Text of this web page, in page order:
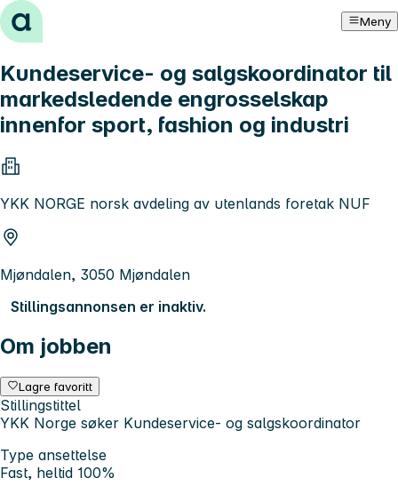
Hopp til innhold Meny
Kundeservice- og salgskoordinator til
markedsledende engrosselskap
innenfor sport, fashion og industri
YKK NORGE norsk avdeling av utenlands foretak NUF
Mjøndalen, 3050 Mjøndalen
Stillingsannonsen er inaktiv.
Om jobben
Lagre favoritt
Stillingstittel
YKK Norge søker Kundeservice- og salgskoordinator
Type ansettelse
Fast, heltid 100%